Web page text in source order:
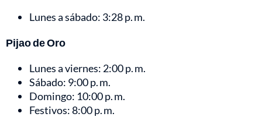
Lunes a sábado: 3:28 p. m.
Pijao de Oro
Lunes a viernes: 2:00 p. m.
Sábado: 9:00 p. m.
Domingo: 10:00 p. m.
Festivos: 8:00 p. m.